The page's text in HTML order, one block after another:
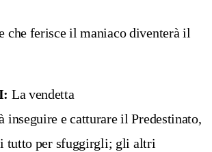
che ferisce il maniaco diventerà il
La vendetta
inseguire e catturare il Predestinato,
tutto per sfuggirgli; gli altri